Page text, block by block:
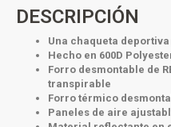
DESCRIPCIÓN
Una chaqueta
Hecho en 600D
Forro desmontable de
transpirable
Forro térmico
Paneles de aire